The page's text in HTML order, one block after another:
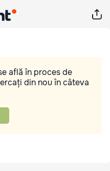
află în proces de
din nou în câteva